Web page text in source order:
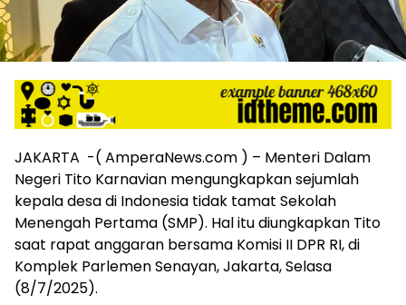
Koran
maupun
media
siber
lainnya,
desain
dan
media
siber
lebih
eksklusif,
bergaya
trendi,
mengandung
JAKARTA -( AmperaNews.com ) – Menteri Dalam
Negeri Tito Karnavian mengungkapkan sejumlah
kepala desa di Indonesia tidak tamat Sekolah
Menengah Pertama (SMP). Hal itu diungkapkan Tito
saat rapat anggaran bersama Komisi II DPR RI, di
Komplek Parlemen Senayan, Jakarta, Selasa
(8/7/2025).